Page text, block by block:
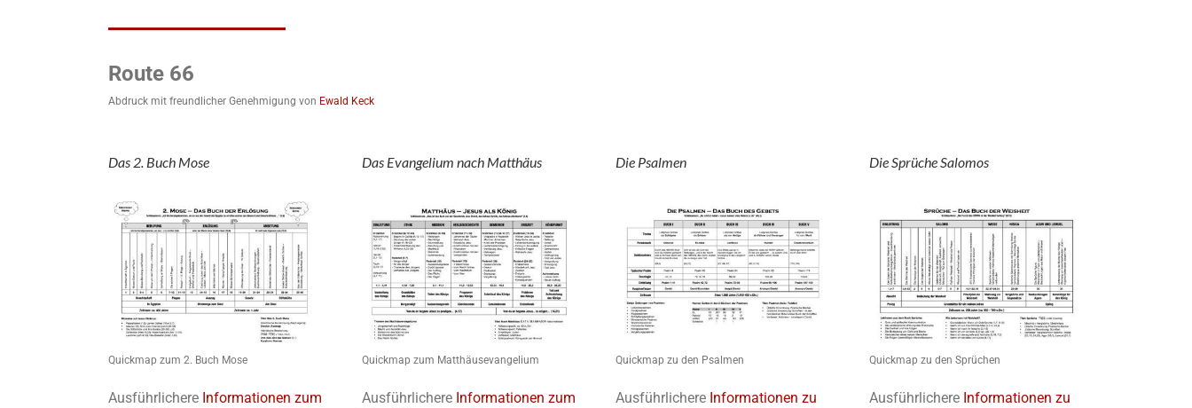
Route 66
Abdruck mit freundlicher Genehmigung von Ewald Keck
Das 2. Buch Mose
Quickmap zum 2. Buch Mose
Ausführlichere Informationen zum
Das Evangelium nach Matthäus
Quickmap zum Matthäusevangelium
Ausführlichere Informationen zum
Die Psalmen
Quickmap zu den Psalmen
Ausführlichere Informationen zu
Die Sprüche Salomos
Quickmap zu den Sprüchen
Ausführlichere Informationen zu